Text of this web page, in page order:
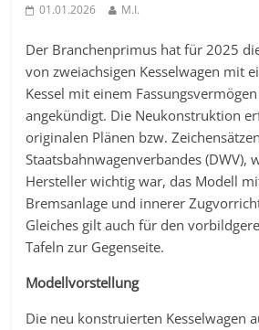
01.01.2026 M.I.
Der Branchenprimus hat für 2025
von zweiachsigen Kesselwagen mit
Kessel mit einem
angekündigt. Die Neukonstruktion
originalen Plänen bzw.
Staatsbahnwagenverbandes (DWV),
Hersteller wichtig war, das Modell
Bremsanlage und innerer
Gleiches gilt auch für den
Tafeln zur Gegenseite.
Modellvorstellung
Die neu konstruierten Kesselwagen